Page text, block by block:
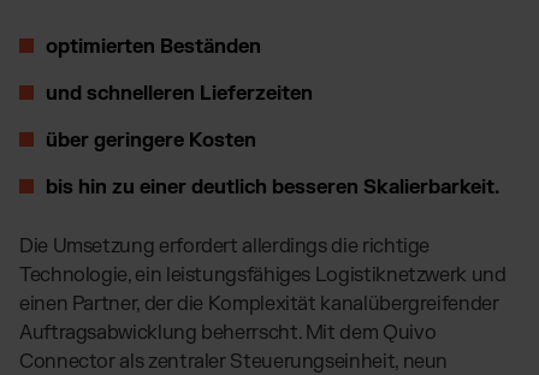
optimierten Beständen
und schnelleren Lieferzeiten
über geringere Kosten
bis hin zu einer deutlich besseren Skalierbarkeit.
Die Umsetzung erfordert allerdings die richtige
Technologie, ein leistungsfähiges Logistiknetzwerk und
einen Partner, der die Komplexität kanalübergreifender
Auftragsabwicklung beherrscht. Mit dem Quivo
Connector als zentraler Steuerungseinheit, neun